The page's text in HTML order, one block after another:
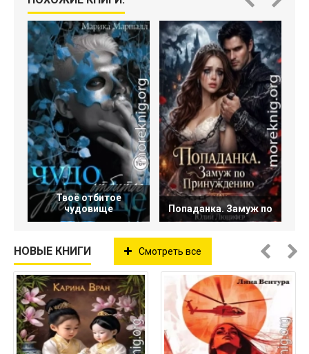
Твоё отбитое
чудовище
Попаданка. Замуж по
НОВЫЕ КНИГИ Смотреть все